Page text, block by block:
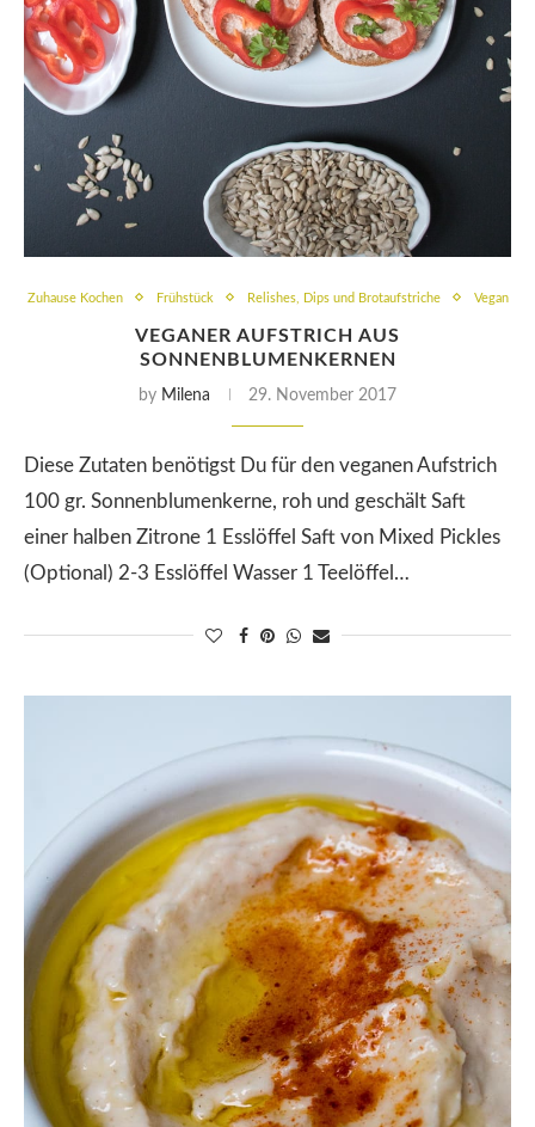
Zuhause Kochen Frühstück Relishes, Dips und Brotaufstriche Vegan
VEGANER AUFSTRICH AUS
SONNENBLUMENKERNEN
by Milena 29. November 2017
Diese Zutaten benötigst Du für den veganen Aufstrich
100 gr. Sonnenblumenkerne, roh und geschält Saft
einer halben Zitrone 1 Esslöffel Saft von Mixed Pickles
(Optional) 2-3 Esslöffel Wasser 1 Teelöffel…